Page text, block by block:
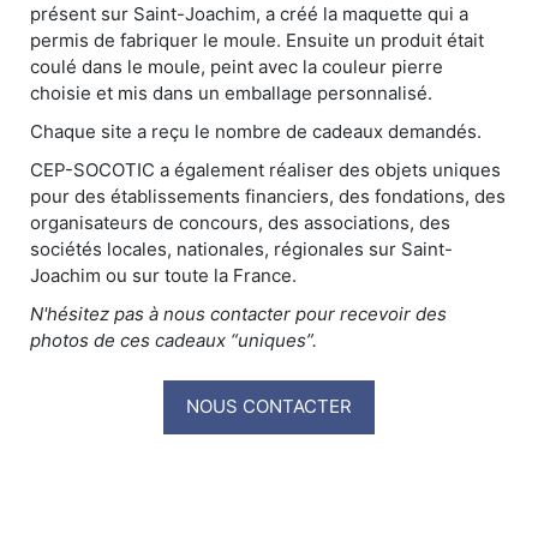
présent sur Saint-Joachim, a créé la maquette qui a
permis de fabriquer le moule. Ensuite un produit était
coulé dans le moule, peint avec la couleur pierre
choisie et mis dans un emballage personnalisé.
Chaque site a reçu le nombre de cadeaux demandés.
CEP-SOCOTIC a également réaliser des objets uniques
pour des établissements financiers, des fondations, des
organisateurs de concours, des associations, des
sociétés locales, nationales, régionales sur Saint-
Joachim ou sur toute la France.
N'hésitez pas à nous contacter pour recevoir des
photos de ces cadeaux “uniques”.
NOUS CONTACTER